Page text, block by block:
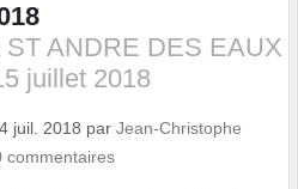
ST ANDRE DES EAUX
juillet 2018
juil. 2018 par Jean-Christophe
commentaires